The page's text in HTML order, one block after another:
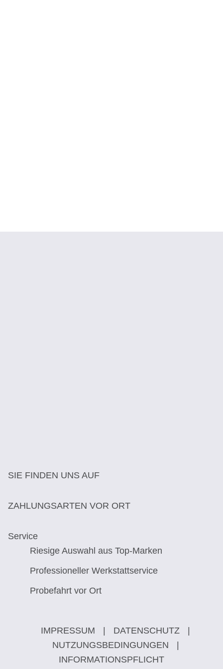
SIE FINDEN UNS AUF
ZAHLUNGSARTEN VOR ORT
Service
Riesige Auswahl aus Top-Marken
Professioneller Werkstattservice
Probefahrt vor Ort
IMPRESSUM DATENSCHUTZ
NUTZUNGSBEDINGUNGEN
INFORMATIONSPFLICHT